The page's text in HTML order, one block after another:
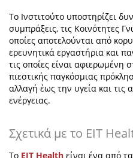
Το Ινστιτούτο υποστηρίζει
συμπράξεις, τις Κοινότητες
οποίες αποτελούνται από
ερευνητικά εργαστήρια και
τις οποίες είναι αφιερωμένη
πιεστικής παγκόσμιας
αλλαγή έως την υγεία και τις
ενέργειας.
Σχετικά με το EIT
Το EIT Health είναι ένα από